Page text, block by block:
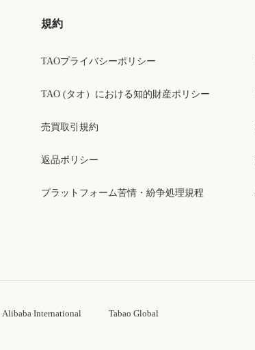
規約
TAOプライバシーポリシー
TAO (タオ）における知的財産ポリシー
売買取引規約
返品ポリシー
プラットフォーム苦情・紛争処理規程
Alibaba International Tabao Global